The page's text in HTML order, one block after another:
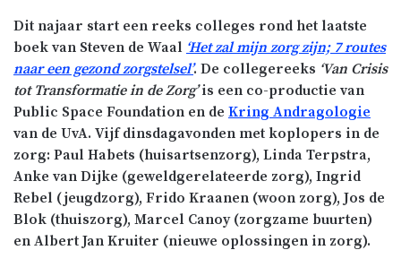
Dit najaar start een reeks colleges rond het laatste
boek van Steven de Waal ‘Het zal mijn zorg zijn; 7 routes
naar een gezond zorgstelsel’. De collegereeks ‘Van Crisis
tot Transformatie in de Zorg’is een co-productie van
Public Space Foundation en de Kring Andragologie
van de UvA. Vijf dinsdagavonden met koplopers in de
zorg: Paul Habets (huisartsenzorg), Linda Terpstra,
Anke van Dijke (geweldgerelateerde zorg), Ingrid
Rebel (jeugdzorg), Frido Kraanen (woon zorg), Jos de
Blok (thuiszorg), Marcel Canoy (zorgzame buurten)
en Albert Jan Kruiter (nieuwe oplossingen in zorg).